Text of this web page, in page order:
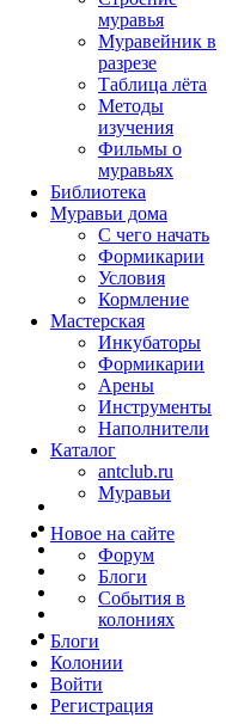
муравья
Муравейник в
разрезе
Таблица лёта
Методы
изучения
Фильмы о
муравьях
Библиотека
Муравьи дома
С чего начать
Формикарии
Условия
Кормление
Мастерская
Инкубаторы
Формикарии
Арены
Инструменты
Наполнители
Каталог
antclub.ru
Муравьи
Новое на сайте
Форум
Блоги
События в
колониях
Блоги
Колонии
Войти
Peгиcтpaция